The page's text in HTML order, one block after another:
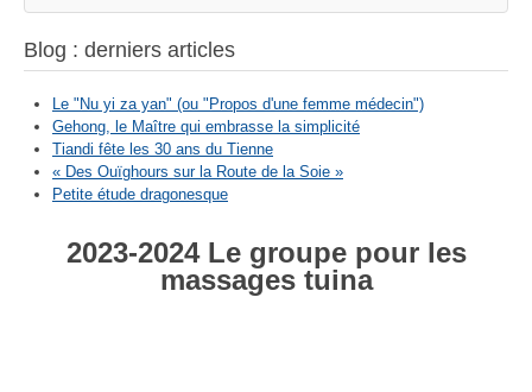
Blog : derniers articles
Le "Nu yi za yan" (ou "Propos d'une femme médecin")
Gehong, le Maître qui embrasse la simplicité
Tiandi fête les 30 ans du Tienne
« Des Ouïghours sur la Route de la Soie »
Petite étude dragonesque
2023-2024 Le groupe pour les
massages tuina